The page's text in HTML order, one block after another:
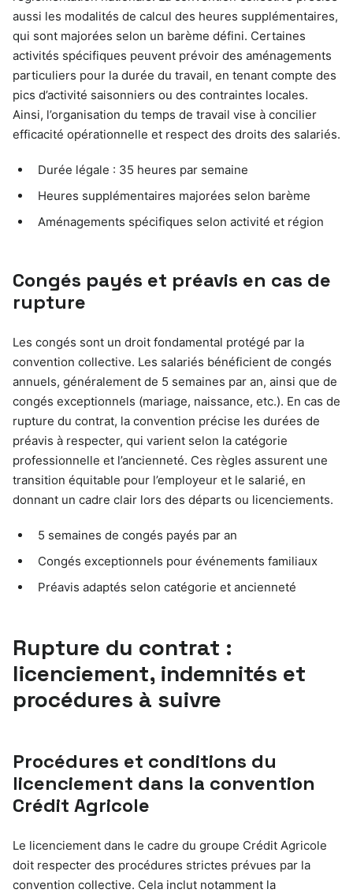
aussi les modalités de calcul des heures supplémentaires,
qui sont majorées selon un barème défini. Certaines
activités spécifiques peuvent prévoir des aménagements
particuliers pour la durée du travail, en tenant compte des
pics d’activité saisonniers ou des contraintes locales.
Ainsi, l’organisation du temps de travail vise à concilier
efficacité opérationnelle et respect des droits des salariés.
Durée légale : 35 heures par semaine
Heures supplémentaires majorées selon barème
Aménagements spécifiques selon activité et région
Congés payés et préavis en cas de
rupture
Les congés sont un droit fondamental protégé par la
convention collective. Les salariés bénéficient de congés
annuels, généralement de 5 semaines par an, ainsi que de
congés exceptionnels (mariage, naissance, etc.). En cas de
rupture du contrat, la convention précise les durées de
préavis à respecter, qui varient selon la catégorie
professionnelle et l’ancienneté. Ces règles assurent une
transition équitable pour l’employeur et le salarié, en
donnant un cadre clair lors des départs ou licenciements.
5 semaines de congés payés par an
Congés exceptionnels pour événements familiaux
Préavis adaptés selon catégorie et ancienneté
Rupture du contrat :
licenciement, indemnités et
procédures à suivre
Procédures et conditions du
licenciement dans la convention
Crédit Agricole
Le licenciement dans le cadre du groupe Crédit Agricole
doit respecter des procédures strictes prévues par la
convention collective. Cela inclut notamment la